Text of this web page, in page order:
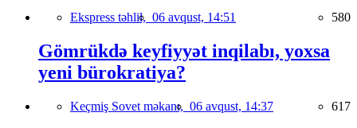
Ekspress təhlil, 06 avqust, 14:51 580
Gömrükdə keyfiyyət inqilabı, yoxsa
yeni bürokratiya?
Keçmiş Sovet məkanı, 06 avqust, 14:37 617